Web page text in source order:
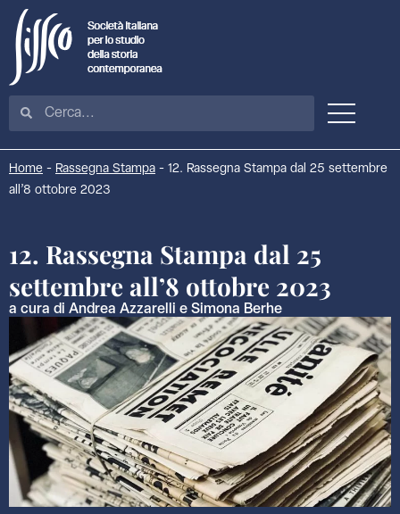
Home - Rassegna Stampa - 12. Rassegna Stampa dal 25 settembre
all’8 ottobre 2023
12. Rassegna Stampa dal 25
settembre all’8 ottobre 2023
a cura di Andrea Azzarelli e Simona Berhe